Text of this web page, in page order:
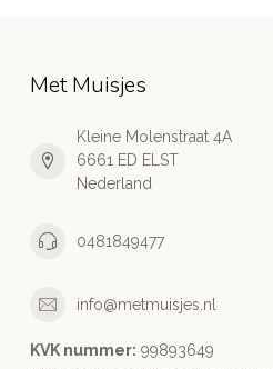
Met Muisjes
Kleine Molenstraat 4A
6661 ED ELST
Nederland
0481849477
info@metmuisjes.nl
KVK nummer: 99893649